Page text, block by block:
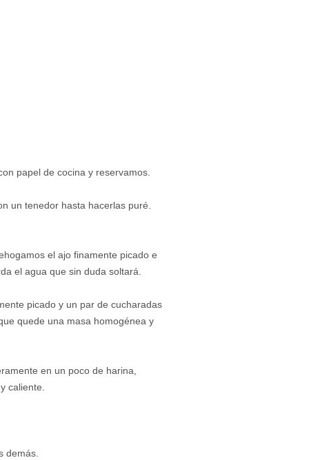
papel de cocina y reservamos.
un tenedor hasta hacerlas puré.
el ajo finamente picado e
el agua que sin duda soltará.
picado y un par de cucharadas
quede una masa homogénea y
en un poco de harina,
caliente.
demás.